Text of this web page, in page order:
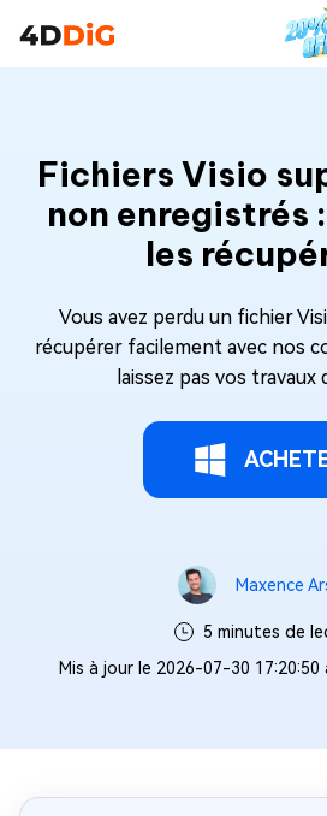
Fichiers Visio
non enregistrés
les
Vous avez perdu un fichier
récupérer facilement avec nos
laissez pas vos travaux
Maxence
5 minutes de
Mis à jour le 2026-07-30 17:20:50